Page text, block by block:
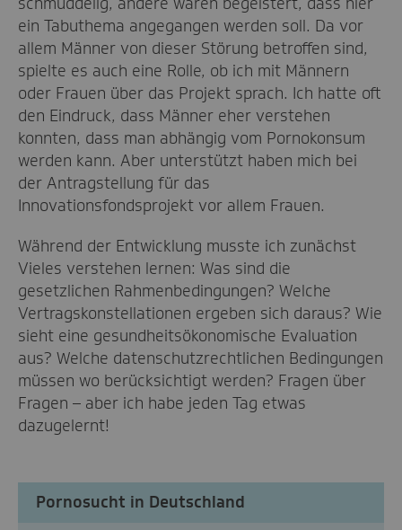
ein Tabuthema angegangen werden soll. Da vor
allem Männer von dieser Störung betroffen sind,
spielte es auch eine Rolle, ob ich mit Männern
oder Frauen über das Projekt sprach. Ich hatte oft
den Eindruck, dass Männer eher verstehen
konnten, dass man abhängig vom Pornokonsum
werden kann. Aber unterstützt haben mich bei
der Antragstellung für das
Innovationsfondsprojekt vor allem Frauen.
Während der Entwicklung musste ich zunächst
Vieles verstehen lernen: Was sind die
gesetzlichen Rahmenbedingungen? Welche
Vertragskonstellationen ergeben sich daraus? Wie
sieht eine gesundheitsökonomische Evaluation
aus? Welche datenschutzrechtlichen Bedingungen
müssen wo berücksichtigt werden? Fragen über
Fragen – aber ich habe jeden Tag etwas
dazugelernt!
Pornosucht in Deutschland